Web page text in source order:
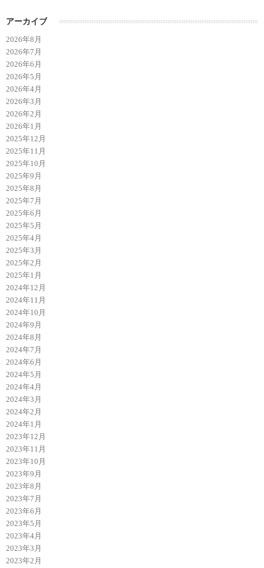
アーカイブ
2026年8月
2026年7月
2026年6月
2026年5月
2026年4月
2026年3月
2026年2月
2026年1月
2025年12月
2025年11月
2025年10月
2025年9月
2025年8月
2025年7月
2025年6月
2025年5月
2025年4月
2025年3月
2025年2月
2025年1月
2024年12月
2024年11月
2024年10月
2024年9月
2024年8月
2024年7月
2024年6月
2024年5月
2024年4月
2024年3月
2024年2月
2024年1月
2023年12月
2023年11月
2023年10月
2023年9月
2023年8月
2023年7月
2023年6月
2023年5月
2023年4月
2023年3月
2023年2月